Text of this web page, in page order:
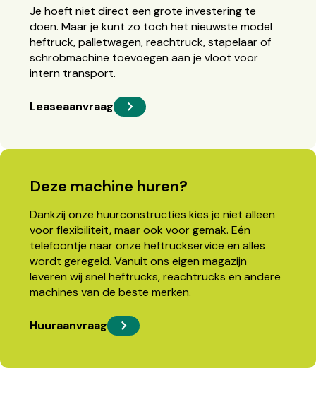
Je hoeft niet direct een grote investering te
doen. Maar je kunt zo toch het nieuwste model
heftruck, palletwagen, reachtruck, stapelaar of
schrobmachine toevoegen aan je vloot voor
intern transport.
Leaseaanvraag
Deze machine huren?
Dankzij onze huurconstructies kies je niet alleen
voor flexibiliteit, maar ook voor gemak. Eén
telefoontje naar onze heftruckservice en alles
wordt geregeld. Vanuit ons eigen magazijn
leveren wij snel heftrucks, reachtrucks en andere
machines van de beste merken.
Huuraanvraag